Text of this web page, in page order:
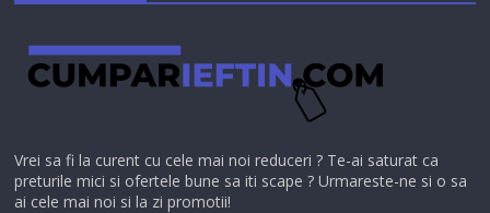
Vrei sa fi la curent cu cele mai noi reduceri ? Te-ai saturat ca
preturile mici si ofertele bune sa iti scape ? Urmareste-ne si o sa
ai cele mai noi si la zi promotii!